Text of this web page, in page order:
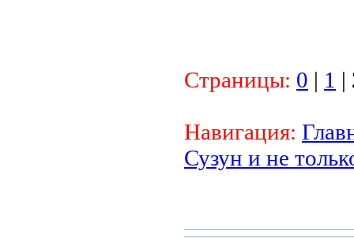
Страницы: 0 | 1 |
Навигация:
Сузун и не